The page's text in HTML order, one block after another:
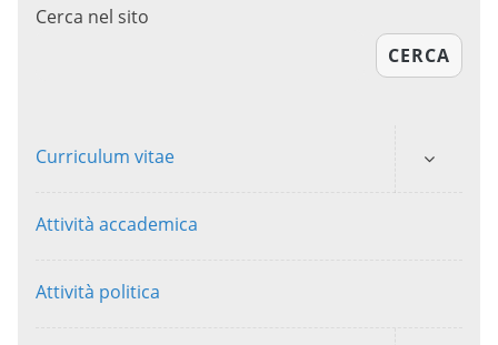
Cerca nel sito
CERCA
Curriculum vitae
Attività accademica
Attività politica